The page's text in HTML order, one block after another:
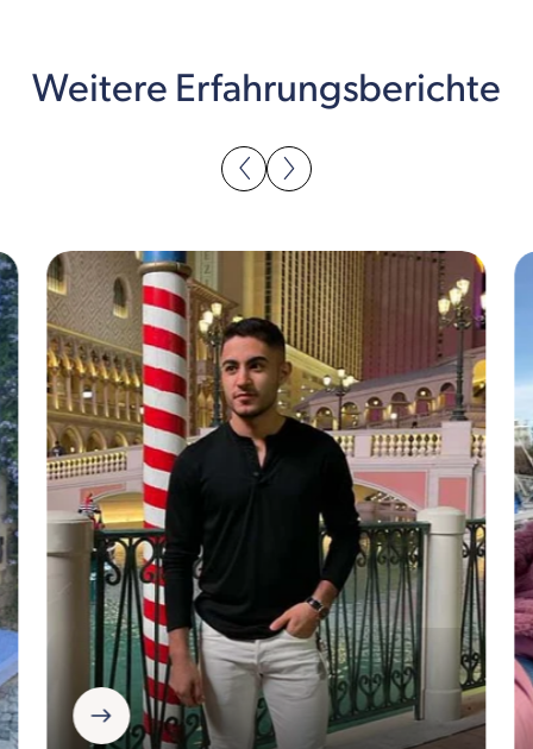
Weitere Erfahrungsberichte